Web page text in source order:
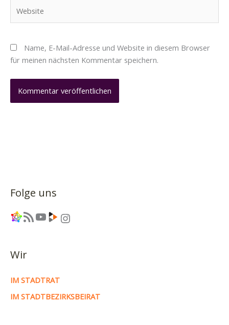
Name, E-Mail-Adresse und Website in diesem Browser
für meinen nächsten Kommentar speichern.
Folge uns
Link RSS-Feed YouTube Link Instagram
Wir
IM STADTRAT
IM STADTBEZIRKSBEIRAT